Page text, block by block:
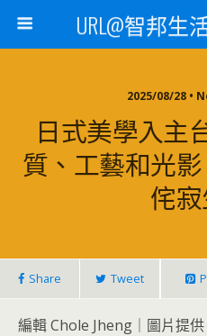
URL@智邦生
2025/08/28 •
日式美學入主
質、工藝和光
侘
Share Tweet
編輯 Chole Jheng｜圖片提